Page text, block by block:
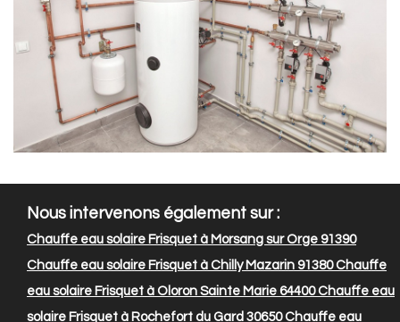
Nous intervenons également sur :
Chauffe eau solaire Frisquet à Morsang sur Orge 91390
Chauffe eau solaire Frisquet à Chilly Mazarin 91380Chauffe
eau solaire Frisquet à Oloron Sainte Marie 64400Chauffe eau
solaire Frisquet à Rochefort du Gard 30650Chauffe eau